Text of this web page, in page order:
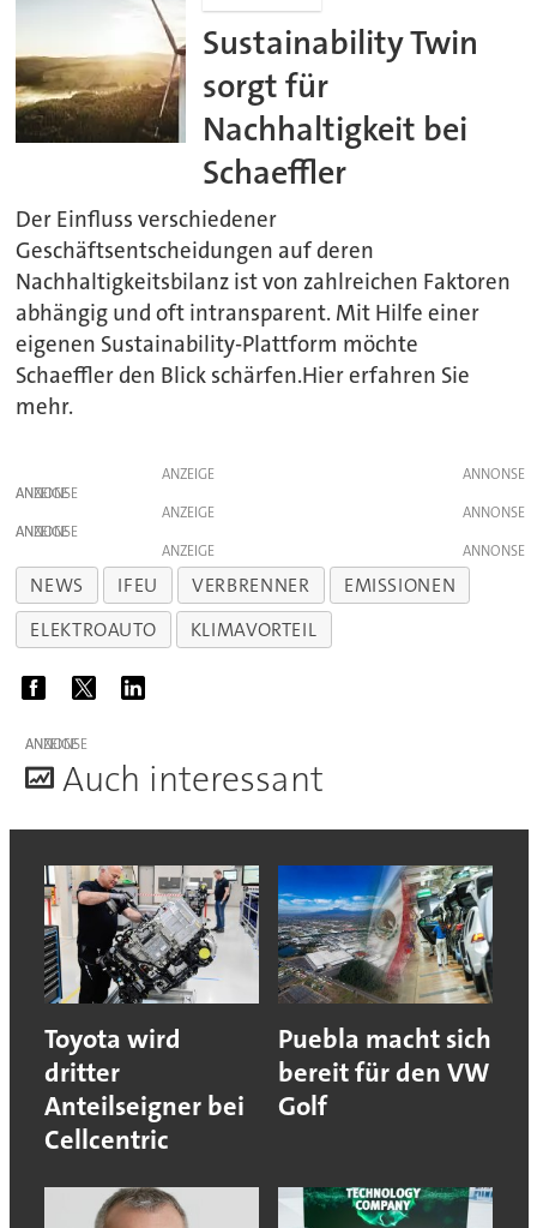
Sustainability Twin
sorgt für
Nachhaltigkeit bei
Schaeffler
Der Einfluss verschiedener
Geschäftsentscheidungen auf deren
Nachhaltigkeitsbilanz ist von zahlreichen Faktoren
abhängig und oft intransparent. Mit Hilfe einer
eigenen Sustainability-Plattform möchte
Schaeffler den Blick schärfen.Hier erfahren Sie
mehr.
ANZEIGE
ANZEIGE
ANZEIGE
ANZEIGE
ANZEIGE
NEWS IFEU VERBRENNER
EMISSIONEN
ELEKTROAUTO
KLIMAVORTEIL
ANZEIGE
Auch interessant
Toyota wird
dritter
Anteilseigner bei
Cellcentric
Puebla macht sich
bereit für den VW
Golf